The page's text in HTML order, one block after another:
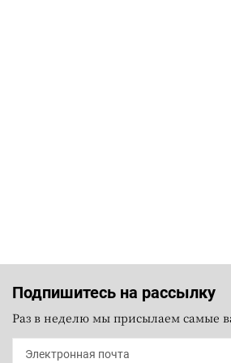
Подпишитесь на рассылку
Раз в неделю мы присылаем самые